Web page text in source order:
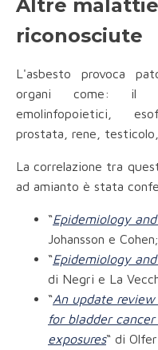
Altre
riconosciute
L'asbesto provoca
organi come: il
emolinfopoietici,
prostata, rene,
La correlazione tra
ad amianto è stata
“Epidemiology
Johansson e Cohen;
“Epidemiology
di Negri e La
“An update
for bladder
exposures“ di